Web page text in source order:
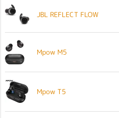
JBL REFLECT FLOW
Mpow M5
Mpow T5